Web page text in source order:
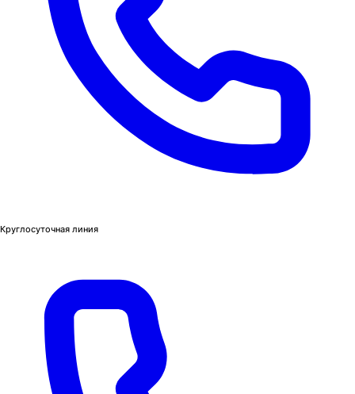
Круглосуточная линия